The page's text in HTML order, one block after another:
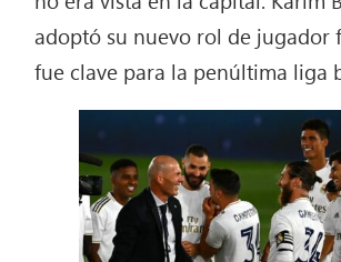
adoptó su nuevo rol de jugador
fue clave para la penúltima liga